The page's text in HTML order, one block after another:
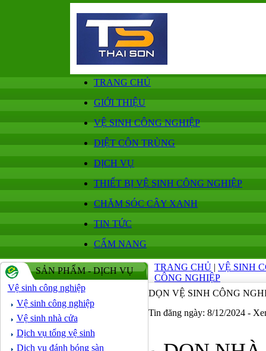
TRANG CHỦ
GIỚI THIỆU
VỆ SINH CÔNG NGHIỆP
DIỆT CÔN TRÙNG
DỊCH VỤ
THIẾT BỊ VỆ SINH CÔNG NGHIỆP
CHĂM SÓC CÂY XANH
TIN TỨC
CẨM NANG
SẢN PHẨM - DỊCH VỤ
Vệ sinh công nghiệp
Vệ sinh công nghiệp
Vệ sinh nhà cửa
Dịch vụ tổng vệ sinh
Dịch vụ đánh bóng sàn
TRANG CHỦ | VỆ SINH
CÔNG NGHIỆP
DỌN VỆ SINH CÔNG
Tin đăng ngày: 8/12/2024 -